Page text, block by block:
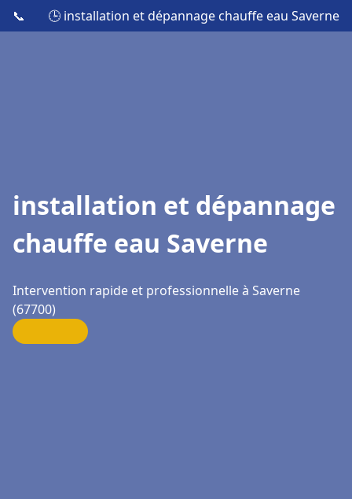
📞 🕒 installation et dépannage chauffe eau Saverne
installation et dépannage
chauffe eau Saverne
Intervention rapide et professionnelle à Saverne
(67700)